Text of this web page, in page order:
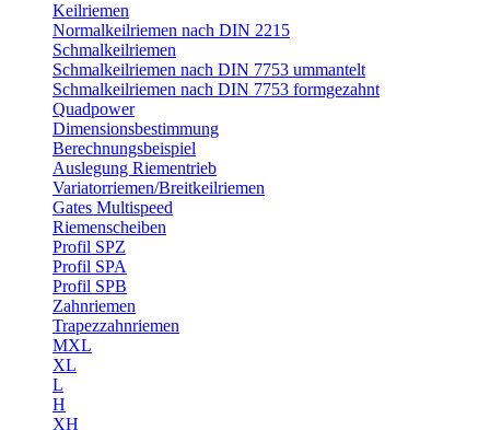
Keilriemen
Normalkeilriemen nach DIN 2215
Schmalkeilriemen
Schmalkeilriemen nach DIN 7753 ummantelt
Schmalkeilriemen nach DIN 7753 formgezahnt
Quadpower
Dimensionsbestimmung
Berechnungsbeispiel
Auslegung Riementrieb
Variatorriemen/Breitkeilriemen
Gates Multispeed
Riemenscheiben
Profil SPZ
Profil SPA
Profil SPB
Zahnriemen
Trapezzahnriemen
MXL
XL
L
H
XH